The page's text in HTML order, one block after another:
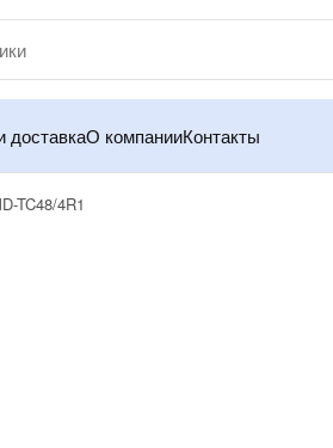
доставкаО компанииКонтакты
TC48/4R1